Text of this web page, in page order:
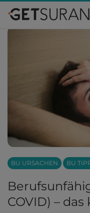
Home
BU URSACHEN BU
COVID) –